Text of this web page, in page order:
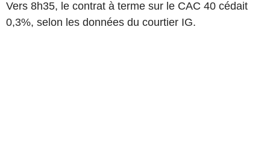
Vers 8h35, le contrat à terme sur le CAC 40 cédait
0,3%, selon les données du courtier IG.